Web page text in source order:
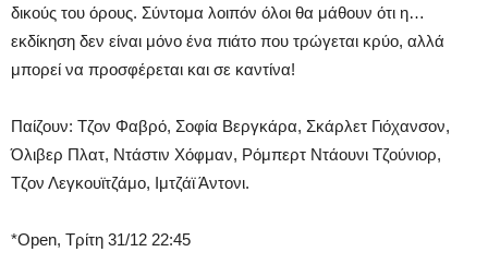
δικούς του όρους. Σύντομα λοιπόν όλοι θα μάθουν ότι η…
εκδίκηση δεν είναι μόνο ένα πιάτο που τρώγεται κρύο, αλλά
μπορεί να προσφέρεται και σε καντίνα!
Παίζουν: Τζον Φαβρό, Σοφία Βεργκάρα, Σκάρλετ Γιόχανσον,
Όλιβερ Πλατ, Ντάστιν Χόφμαν, Ρόμπερτ Ντάουνι Τζούνιορ,
Τζον Λεγκουϊτζάμο, Ιμτζάϊ Άντονι.
*Open, Τρίτη 31/12 22:45